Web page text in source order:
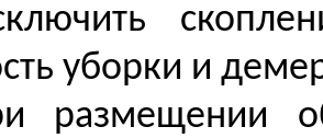
уборки и
размещении